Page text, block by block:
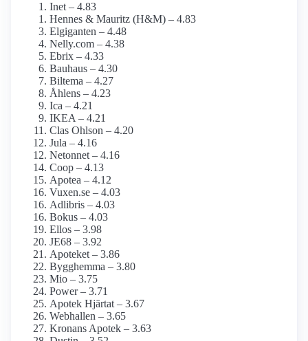
Inet – 4.83
Hennes & Mauritz (H&M) – 4.83
Elgiganten – 4.48
Nelly.com – 4.38
Ebrix – 4.33
Bauhaus – 4.30
Biltema – 4.27
Åhlens – 4.23
Ica – 4.21
IKEA – 4.21
Clas Ohlson – 4.20
Jula – 4.16
Netonnet – 4.16
Coop – 4.13
Apotea – 4.12
Vuxen.se – 4.03
Adlibris – 4.03
Bokus – 4.03
Ellos – 3.98
JE68 – 3.92
Apoteket – 3.86
Bygghemma – 3.80
Mio – 3.75
Power – 3.71
Apotek Hjärtat – 3.67
Webhallen – 3.65
Kronans Apotek – 3.63